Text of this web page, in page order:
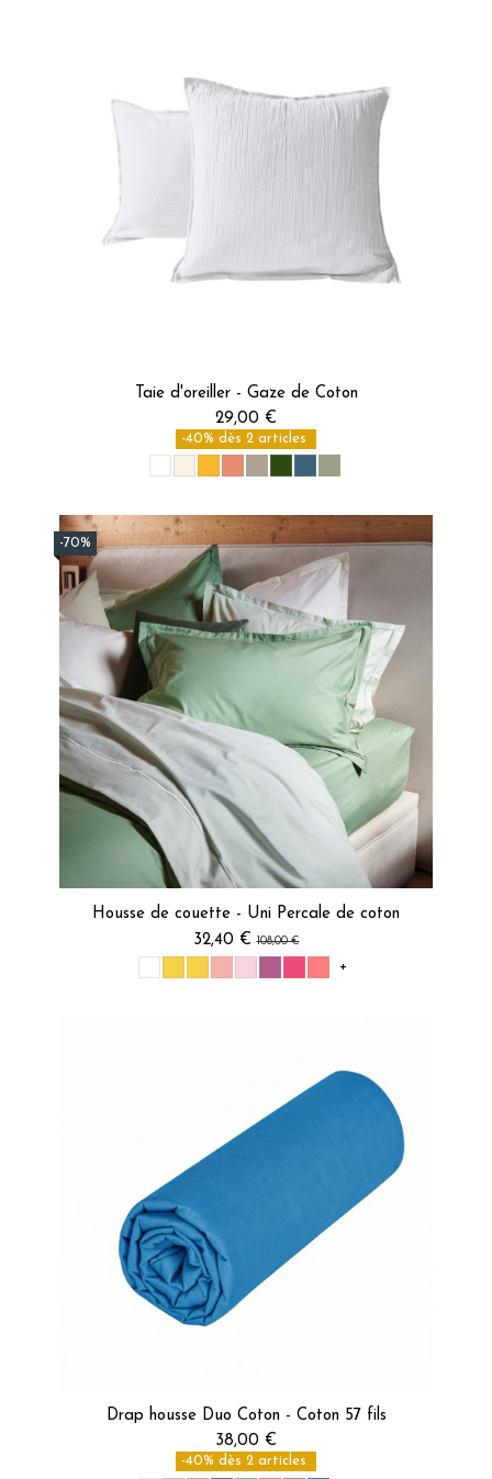
Taie d'oreiller - Gaze de Coton
29,00 €
-40% dès 2 articles
-70%
Housse de couette - Uni Percale de coton
32,40 €108,00 €
+
Drap housse Duo Coton - Coton 57 fils
38,00 €
-40% dès 2 articles